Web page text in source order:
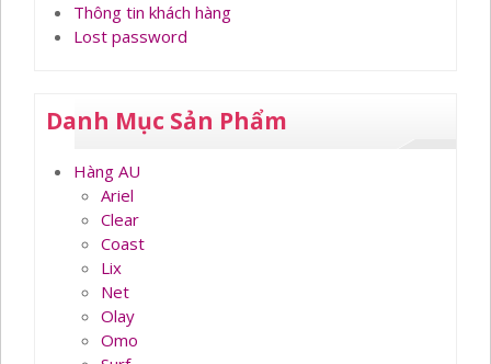
Thông tin khách hàng
Lost password
Danh Mục Sản Phẩm
Hàng AU
Ariel
Clear
Coast
Lix
Net
Olay
Omo